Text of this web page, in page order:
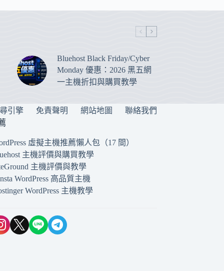
Bluehost Black Friday/Cyber
Monday 優惠：2026 黑五網
一主機折扣與購買教學
引擎 免責聲明 網站地圖 聯絡我們
虛擬主機推薦懶人包（17 間）
主機評價與購買教學
主機評價與教學
WordPress 高品質主機
WordPress 主機教學